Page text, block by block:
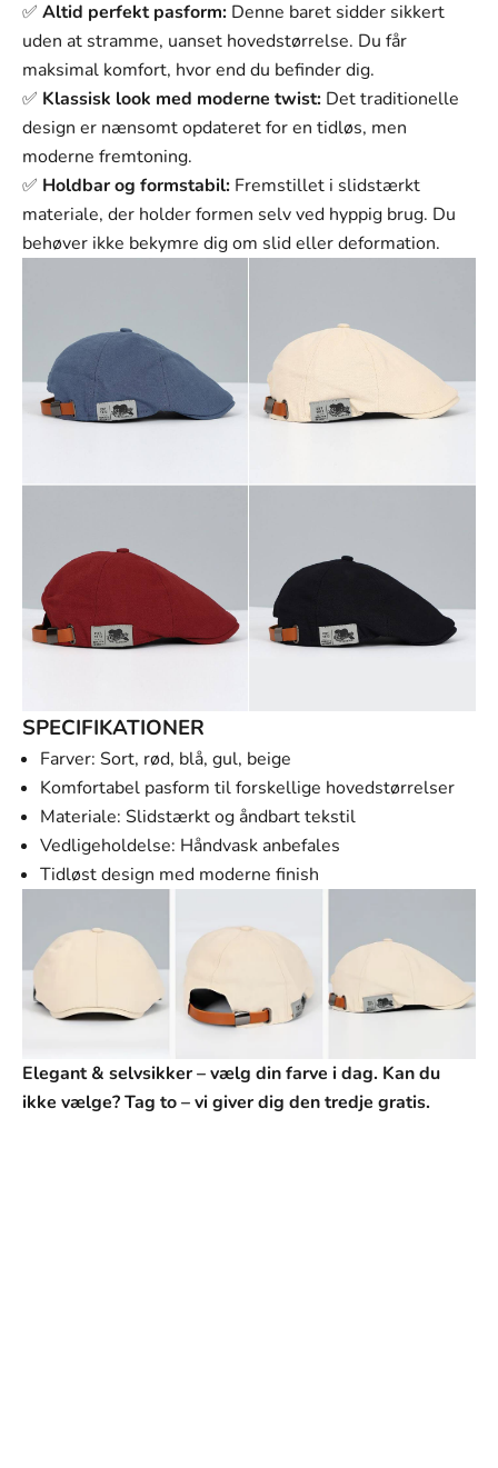
✅ Altid perfekt pasform: Denne baret sidder sikkert
uden at stramme, uanset hovedstørrelse. Du får
maksimal komfort, hvor end du befinder dig.
✅ Klassisk look med moderne twist: Det traditionelle
design er nænsomt opdateret for en tidløs, men
moderne fremtoning.
✅ Holdbar og formstabil: Fremstillet i slidstærkt
materiale, der holder formen selv ved hyppig brug. Du
behøver ikke bekymre dig om slid eller deformation.
SPECIFIKATIONER
Farver: Sort, rød, blå, gul, beige
Komfortabel pasform til forskellige hovedstørrelser
Materiale: Slidstærkt og åndbart tekstil
Vedligeholdelse: Håndvask anbefales
Tidløst design med moderne finish
Elegant & selvsikker – vælg din farve i dag. Kan du
ikke vælge? Tag to – vi giver dig den tredje gratis.